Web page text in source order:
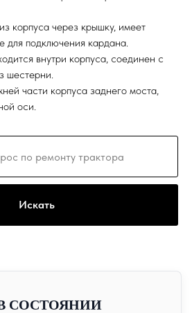
корпуса через крышку, имеет
для подключения кардана.
внутри корпуса, соединен с
шестерни.
части корпуса заднего моста,
оси.
Искать
СОСТОЯНИИ